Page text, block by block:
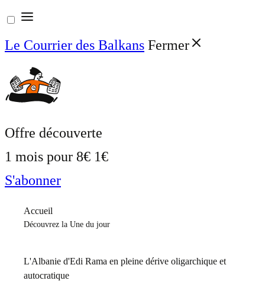
Aller
au
contenu
Le Courrier des Balkans Fermer
Offre découverte
1 mois pour 8€ 1€
S'abonner
Accueil
Découvrez la Une du jour
L'Albanie d'Edi Rama en pleine dérive oligarchique et
autocratique